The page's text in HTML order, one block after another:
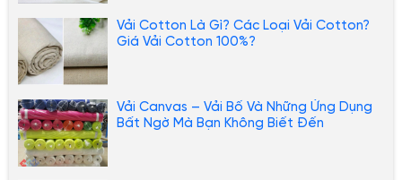
Vải Cotton Là Gì? Các Loại Vải Cotton?
Giá Vải Cotton 100%?
Vải Canvas – Vải Bố Và Những Ứng Dụng
Bất Ngờ Mà Bạn Không Biết Đến